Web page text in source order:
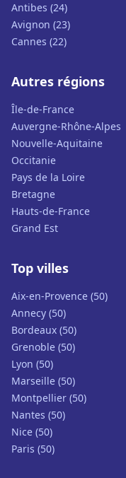
Antibes (24)
Avignon (23)
Cannes (22)
Autres régions
Île-de-France
Auvergne-Rhône-Alpes
Nouvelle-Aquitaine
Occitanie
Pays de la Loire
Bretagne
Hauts-de-France
Grand Est
Top villes
Aix-en-Provence (50)
Annecy (50)
Bordeaux (50)
Grenoble (50)
Lyon (50)
Marseille (50)
Montpellier (50)
Nantes (50)
Nice (50)
Paris (50)